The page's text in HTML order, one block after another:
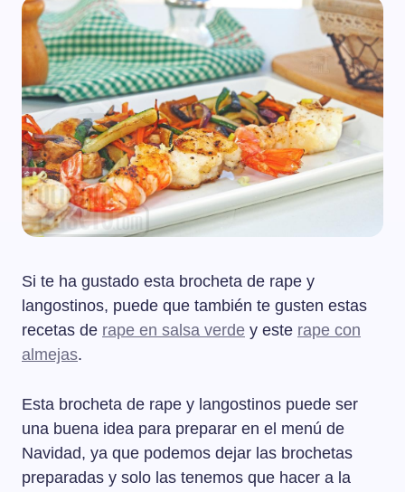
Si te ha gustado esta brocheta de rape y
langostinos, puede que también te gusten estas
recetas de rape en salsa verde y este rape con
almejas.
Esta brocheta de rape y langostinos puede ser
una buena idea para preparar en el menú de
Navidad, ya que podemos dejar las brochetas
preparadas y solo las tenemos que hacer a la